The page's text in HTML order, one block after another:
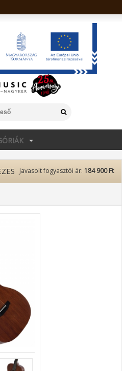
Javasolt fogyasztói ár: 184 900 Ft